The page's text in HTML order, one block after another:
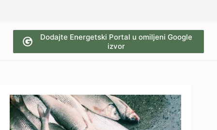
Dodajte Energetski Portal u omiljeni Google
izvor